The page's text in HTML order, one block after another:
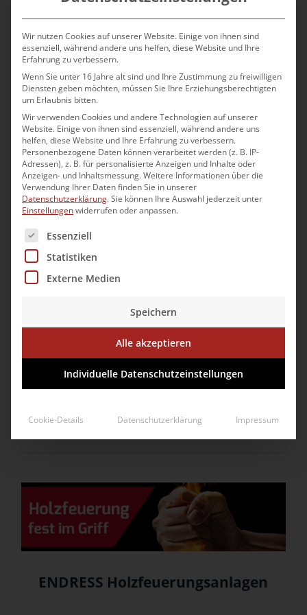
Schott & Meissner Maschinen-
und Anlagenbau GmbH
Pfänder Gebäudeautomation
ASEDO
ENDRESS Holzfeuerungsanlagen
Wir nutzen Cookies auf unserer Website. Einige von ihnen sind
essenziell, während andere uns helfen, diese Website und Ihre
Erfahrung zu verbessern.
Wenn Sie unter 16 Jahre alt sind und Ihre Zustimmung zu freiwilligen
Diensten geben möchten, müssen Sie Ihre Erziehungsberechtigten
um Erlaubnis bitten.
Wir verwenden Cookies und andere Technologien auf unserer
Website. Einige von ihnen sind essenziell, während andere uns
helfen, diese Website und Ihre Erfahrung zu verbessern.
Personenbezogene Daten können verarbeitet werden (z. B. IP-
Adressen), z. B. für personalisierte Anzeigen und Inhalte oder
Anzeigen- und Inhaltsmessung.Weitere Informationen über die
Verwendung Ihrer Daten finden Sie in unserer
Datenschutzerklärung.Sie können Ihre Auswahl jederzeit unter
Einstellungenwiderrufen oder anpassen.
Es folgt eine Liste der Service-Gruppen, für die eine
Essenziell
Statistiken
Externe Medien
Speichern
Alle akzeptieren
Individuelle Datenschutzeinstellungen
Cookie-Details Datenschutzerklärung Impressum